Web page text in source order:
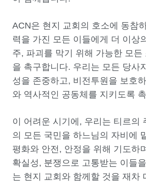
ACN은 현지 교회의 호소에 동참
력을 가진 모든 이들에게 더 이상
주, 파괴를 막기 위해 가능한 모든
을 촉구합니다. 우리는 모든 당사
성을 존중하고, 비전투원을 보호
와 역사적인 공동체를 지키도록
이 어려운 시기에, 우리는 티르의
의 모든 국민을 하느님의 자비에
평화와 안전, 안정을 위해 기도하
확실성, 분쟁으로 고통받는 이들
는 현지 교회와 함께할 것을 재차